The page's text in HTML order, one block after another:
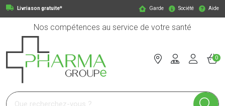
Livriason gratuite* Garde Société Aide
Nos compétences au service de votre santé
Pharmagroupe Votre pharmacie en ligne à votre service
0